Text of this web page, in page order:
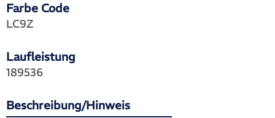
Farbe Code
Laufleistung
LC9Z
189536
Beschreibung/Hinweis